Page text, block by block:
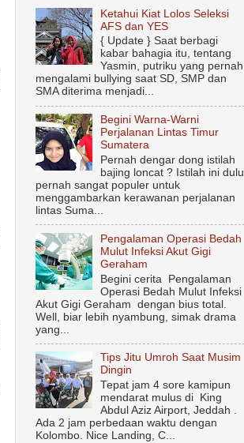
Ketahui Kiat Lolos Seleksi
AFS dan YES
{ Update } Saat berbagi
kabar bahagia itu, tentang
Yasmin, putriku yang pernah
mengalami bullying saat SD, SMP dan
SMA diterima menjadi...
Begini Warna-Warni
Perjalanan Lintas Timur
Sumatera
Pernah dengar dong istilah
bajing loncat ? Istilah ini dulu
pernah sangat populer untuk
menggambarkan kerawanan perjalanan
lintas Suma...
Pengalaman Operasi Bedah
Mulut Infeksi Akut Gigi
Geraham
Begini cerita Pengalaman
Operasi Bedah Mulut Infeksi
Akut Gigi Geraham dengan bius total.
Well, biar lebih nyambung, simak drama
yang...
Tips Jitu Umroh Saat Musim
Dingin
Tepat jam 4 sore kamipun
mendarat mulus di King
Abdul Aziz Airport, Jeddah .
Ada 2 jam perbedaan waktu dengan
Kolombo. Nice Landing, C...